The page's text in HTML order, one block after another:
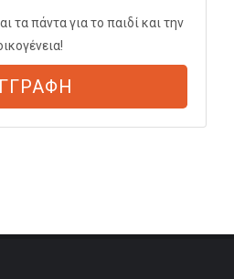
τα πάντα για το παιδί και την